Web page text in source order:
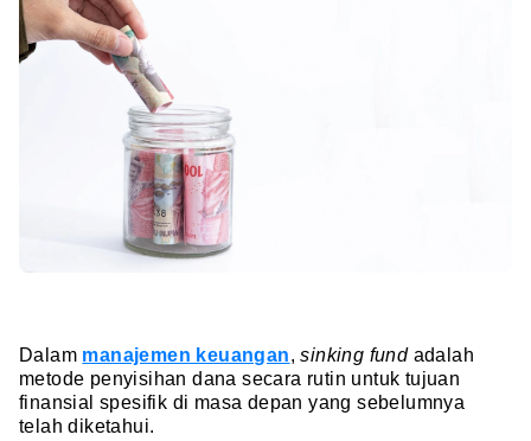
Dalam manajemen keuangan,sinking fund adalah
metode penyisihan dana secara rutin untuk tujuan
finansial spesifik di masa depan yang sebelumnya
telah diketahui.